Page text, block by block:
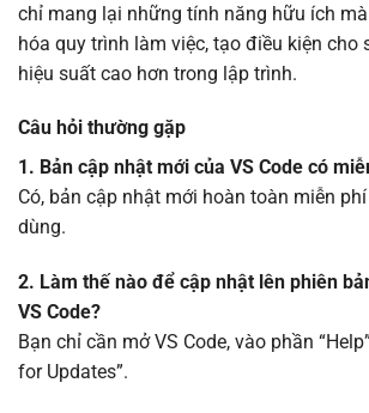
chỉ mang lại những tính năng hữu ích
hóa quy trình làm việc, tạo điều kiện cho
hiệu suất cao hơn trong lập trình.
Câu hỏi thường gặp
1. Bản cập nhật mới của VS Code có
Có, bản cập nhật mới hoàn toàn miễn
dùng.
2. Làm thế nào để cập nhật lên phiên
VS Code?
Bạn chỉ cần mở VS Code, vào phần
for Updates”.